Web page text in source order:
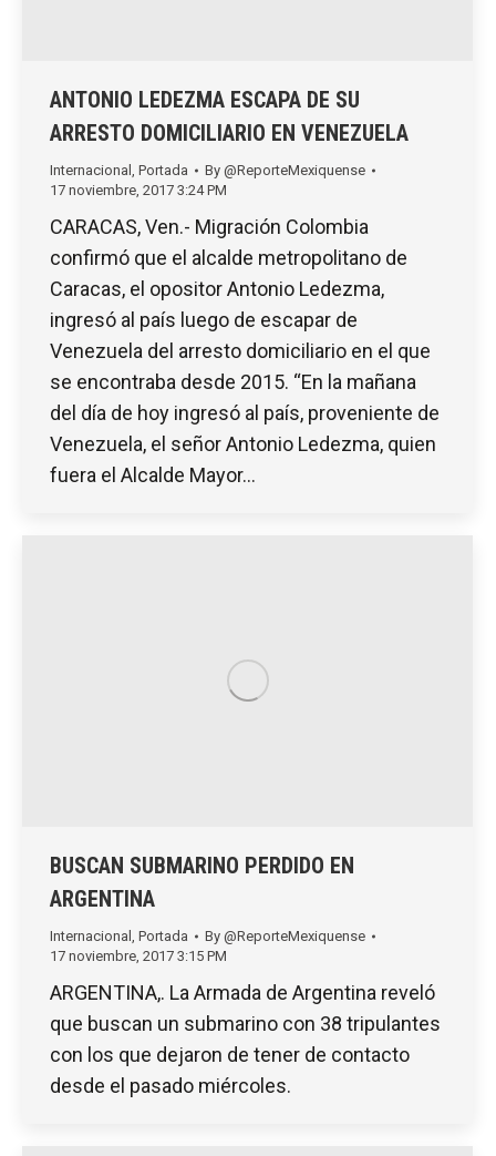
ANTONIO LEDEZMA ESCAPA DE SU
ARRESTO DOMICILIARIO EN VENEZUELA
Internacional , Portada By @ReporteMexiquense
17 noviembre, 2017 3:24 PM
CARACAS, Ven.- Migración Colombia
confirmó que el alcalde metropolitano de
Caracas, el opositor Antonio Ledezma,
ingresó al país luego de escapar de
Venezuela del arresto domiciliario en el que
se encontraba desde 2015. “En la mañana
del día de hoy ingresó al país, proveniente de
Venezuela, el señor Antonio Ledezma, quien
fuera el Alcalde Mayor…
BUSCAN SUBMARINO PERDIDO EN
ARGENTINA
Internacional , Portada By @ReporteMexiquense
17 noviembre, 2017 3:15 PM
ARGENTINA,. La Armada de Argentina reveló
que buscan un submarino con 38 tripulantes
con los que dejaron de tener de contacto
desde el pasado miércoles.